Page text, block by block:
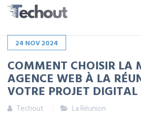
24 NOV2024
COMMENT CHOISIR LA
AGENCE WEB À LA
VOTRE PROJET DIGITAL
Techout La Réunion